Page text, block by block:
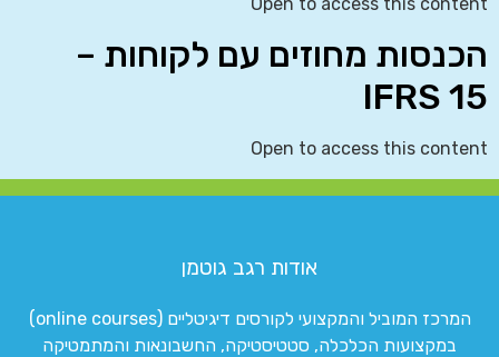
הכנסות מחוזים עם לקוחות –
IFRS 15
Open to access this content
אודות רגב גוטמן
המרכז המוביל והמקצועי לקורסים דיגיטליים (online courses)
במקצועות הכלכלה, סטטיסטיקה, החשבונאות והמתמטיקה